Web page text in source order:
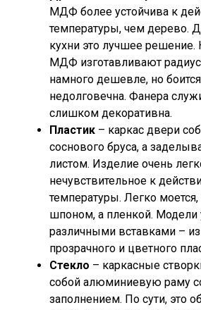
МДФ более устойчива к
температуры, чем дерево.
кухни это лучшее решение.
МДФ изготавливают
намного дешевле, но
недолговечна. Фанера
слишком декоративна.
Пластик – каркас двери
соснового бруса, а
листом. Изделие очень
нечувствительное к
температуры. Легко
шпоном, а пленкой.
различными вставками – из
прозрачного и цветного
Стекло – каркасные
собой алюминиевую раму
заполнением. По сути, это